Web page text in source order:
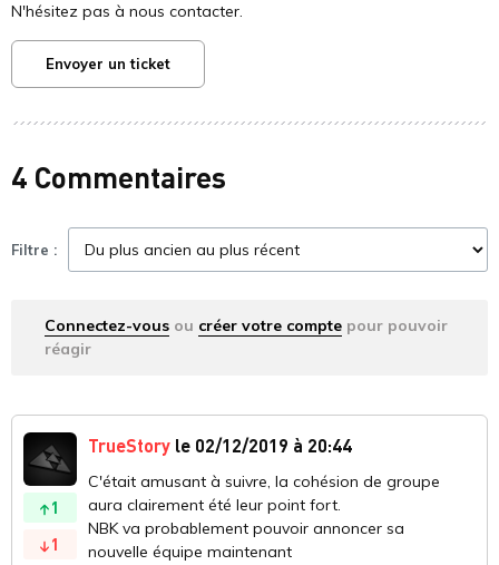
N'hésitez pas à nous contacter.
Envoyer un ticket
4 Commentaires
Filtre :
Connectez-vous ou créer votre compte pour pouvoir
réagir
1
1
TrueStory le 02/12/2019 à 20:44
C'était amusant à suivre, la cohésion de groupe
aura clairement été leur point fort.
NBK va probablement pouvoir annoncer sa
nouvelle équipe maintenant